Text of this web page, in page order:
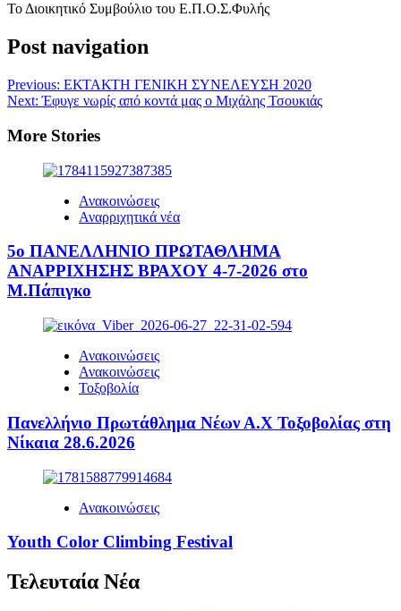
Το Διοικητικό Συμβούλιο του Ε.Π.Ο.Σ.Φυλής
Post navigation
Previous: ΕΚΤΑΚΤΗ ΓΕΝΙΚΗ ΣΥΝΕΛΕΥΣΗ 2020
Next:Έφυγε νωρίς από κοντά μας ο Μιχάλης Τσουκιάς
More Stories
Ανακοινώσεις
Αναρριχητικά νέα
5ο ΠΑΝΕΛΛΗΝΙΟ ΠΡΩΤΑΘΛΗΜΑ
ΑΝΑΡΡΙΧΗΣΗΣ ΒΡΑΧΟΥ 4-7-2026 στο
Μ.Πάπιγκο
Ανακοινώσεις
Ανακοινώσεις
Τοξοβολία
Πανελλήνιο Πρωτάθλημα Νέων Α.Χ Τοξοβολίας στη
Νίκαια 28.6.2026
Ανακοινώσεις
Youth Color Climbing Festival
Τελευταία Νέα